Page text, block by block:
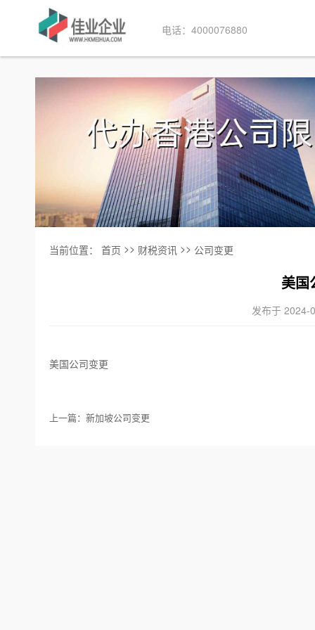
电话：4000076880
当前位置： 首页 >> 财税资讯 >> 公司变更
美国
发布于 2024-
美国公司变更
上一篇： 新加坡公司变更